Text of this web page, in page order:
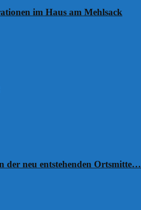
im Haus am Mehlsack
der neu entstehenden Ortsmitte…